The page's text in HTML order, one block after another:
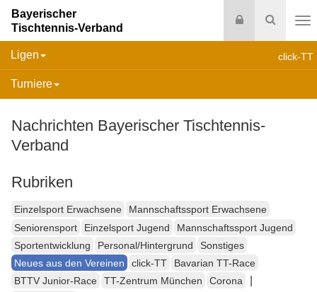
Suche
Login
Bayerischer
Tischtennis-Verband
click-TT
Ligen
Turniere
Nachrichten Bayerischer Tischtennis-
Verband
Rubriken
Einzelsport Erwachsene
Mannschaftssport Erwachsene
Seniorensport
Einzelsport Jugend
Mannschaftssport Jugend
Sportentwicklung
Personal/Hintergrund
Sonstiges
Neues aus den Vereinen
click-TT
Bavarian TT-Race
BTTV Junior-Race
TT-Zentrum München Corona